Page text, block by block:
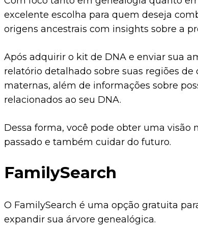
excelente escolha para quem deseja
origens ancestrais com insights sobre a
Após adquirir o kit de DNA e enviar sua
relatório detalhado sobre suas regiões
maternas, além de informações sobre
relacionados ao seu DNA.
Dessa forma, você pode obter uma visão
passado e também cuidar do futuro.
FamilySearch
O FamilySearch é uma opção gratuita
expandir sua árvore genealógica.